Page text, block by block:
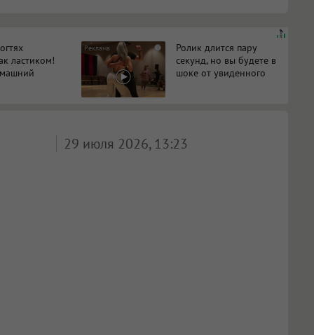
ластиком!
i
Ролик длится пару
секунд, но вы будете в
шоке от увиденного
29 июля 2026, 13:23